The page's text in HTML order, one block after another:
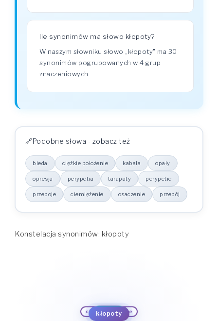
Ile synonimów ma słowo kłopoty?
W naszym słowniku słowo „kłopoty" ma 30
synonimów pogrupowanych w 4 grup
znaczeniowych.
Podobne słowa - zobacz też
bieda ciężkie położenie kabała opały
opresja perypetia tarapaty perypetie
przeboje ciemiężenie osaczenie przebój
Konstelacja synonimów: kłopoty
kłopoty
bieda
ciężkie położenie
kabała
opresja
perypetia
tarapaty
perypetie
przeboje
ciemiężenie
osaczenie
przebój